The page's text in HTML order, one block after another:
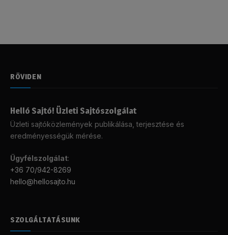
RÖVIDEN
Helló Sajtó! Üzleti Sajtószolgálat
Üzleti sajtóközlemények publikálása, terjesztése és
eredményességük mérése.
Ügyfélszolgálat:
+36 70/942-8269
hello@hellosajto.hu
SZOLGÁLTATÁSUNK